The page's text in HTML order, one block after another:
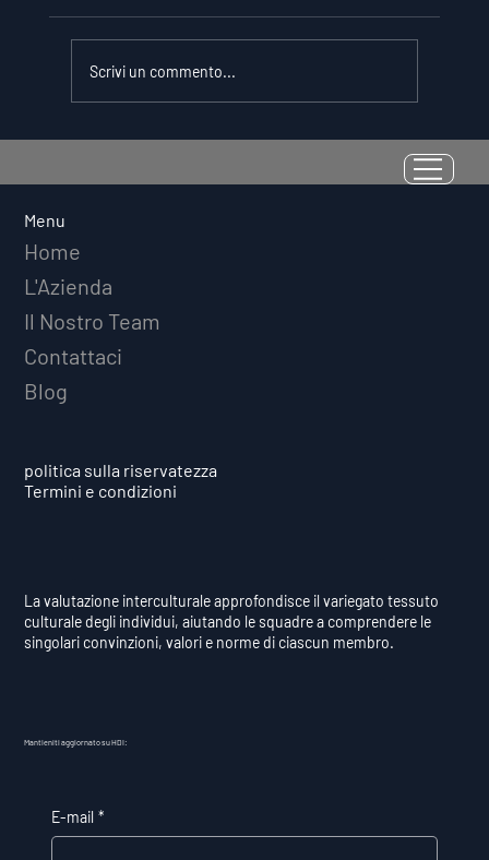
Misurabile: Perché il Quoziente di
Scrivi un commento...
Menu
Home
L'Azienda
Il Nostro Team
Contattaci
Blog
politica sulla riservatezza
Termini e condizioni
La valutazione interculturale approfondisce il variegato tessuto
culturale degli individui, aiutando le squadre a comprendere le
singolari convinzioni, valori e norme di ciascun membro.
Mantieniti aggiornato su HDI:
E-mail *